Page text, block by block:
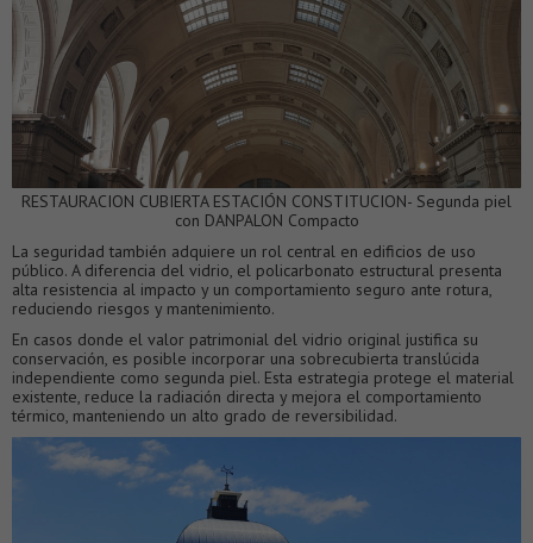
RESTAURACION CUBIERTA ESTACIÓN CONSTITUCION- Segunda piel
con DANPALON Compacto
La seguridad también adquiere un rol central en edificios de uso
público. A diferencia del vidrio, el policarbonato estructural presenta
alta resistencia al impacto y un comportamiento seguro ante rotura,
reduciendo riesgos y mantenimiento.
En casos donde el valor patrimonial del vidrio original justifica su
conservación, es posible incorporar una sobrecubierta translúcida
independiente como segunda piel. Esta estrategia protege el material
existente, reduce la radiación directa y mejora el comportamiento
térmico, manteniendo un alto grado de reversibilidad.